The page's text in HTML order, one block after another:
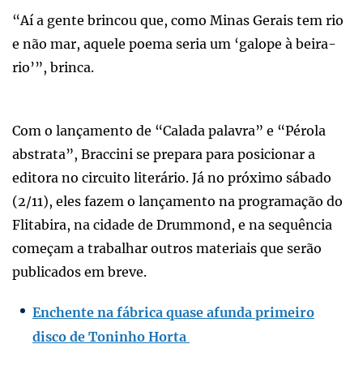
“Aí a gente brincou que, como Minas Gerais tem rio
e não mar, aquele poema seria um ‘galope à beira-
rio’”, brinca.
Com o lançamento de “Calada palavra” e “Pérola
abstrata”, Braccini se prepara para posicionar a
editora no circuito literário. Já no próximo sábado
(2/11), eles fazem o lançamento na programação do
Flitabira, na cidade de Drummond, e na sequência
começam a trabalhar outros materiais que serão
publicados em breve.
Enchente na fábrica quase afunda primeiro
disco de Toninho Horta